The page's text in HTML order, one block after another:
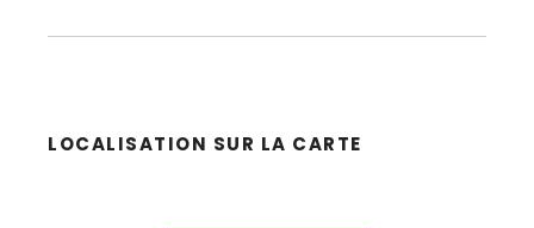
LOCALISATION SUR LA CARTE